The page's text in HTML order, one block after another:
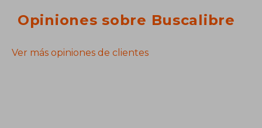
Opiniones sobre Buscalibre
Ver más opiniones de clientes